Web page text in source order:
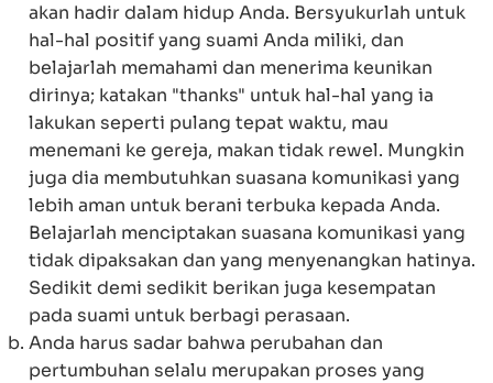
akan hadir dalam hidup Anda. Bersyukurlah untuk
hal-hal positif yang suami Anda miliki, dan
belajarlah memahami dan menerima keunikan
dirinya; katakan "thanks" untuk hal-hal yang ia
lakukan seperti pulang tepat waktu, mau
menemani ke gereja, makan tidak rewel. Mungkin
juga dia membutuhkan suasana komunikasi yang
lebih aman untuk berani terbuka kepada Anda.
Belajarlah menciptakan suasana komunikasi yang
tidak dipaksakan dan yang menyenangkan hatinya.
Sedikit demi sedikit berikan juga kesempatan
pada suami untuk berbagi perasaan.
Anda harus sadar bahwa perubahan dan
pertumbuhan selalu merupakan proses yang